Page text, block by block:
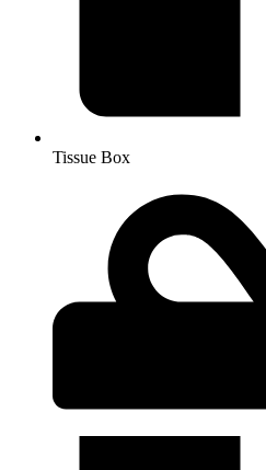
Tissue Box